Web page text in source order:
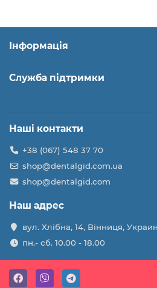
Інформація
Служба підтримки
Наші контакти
+38 (067) 548 37 70
shop@dentalgid.com.ua
shop@dentalgid.com
Наш адрес
вул. Хлібна, 14, Вінниця,
пн.- сб. 10.00 - 18.00